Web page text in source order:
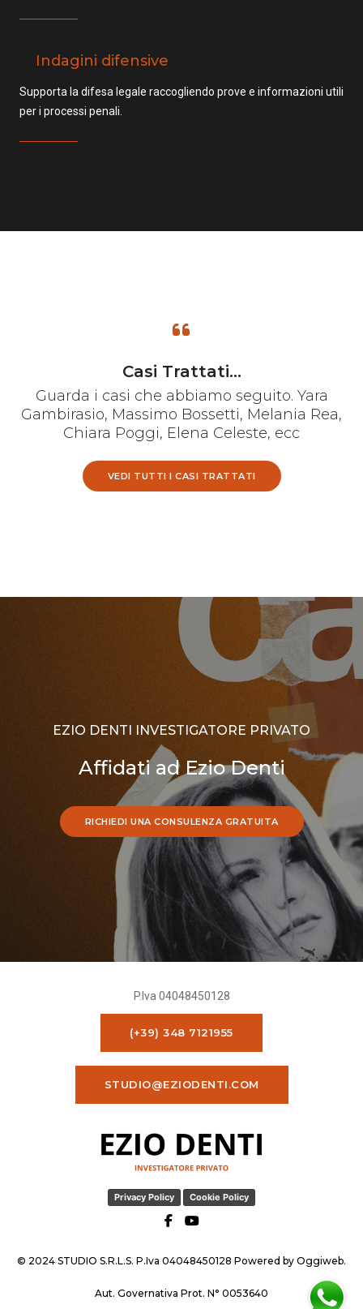
Indagini difensive
Supporta la difesa legale raccogliendo prove e informazioni utili
per i processi penali.
Casi Trattati...
Guarda i casi che abbiamo seguito. Yara
Gambirasio, Massimo Bossetti, Melania Rea,
Chiara Poggi, Elena Celeste, ecc
VEDI TUTTI I CASI TRATTATI
EZIO DENTI INVESTIGATORE PRIVATO
Affidati ad Ezio Denti
RICHIEDI UNA CONSULENZA GRATUITA
P.Iva 04048450128
(+39) 348 7121955
STUDIO@EZIODENTI.COM
Privacy Policy Cookie Policy
© 2024 STUDIO S.R.L.S. P.Iva 04048450128 Powered by Oggiweb.
Aut. Governativa Prot. N° 0053640